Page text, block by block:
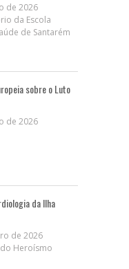
de 2026
da Escola
de Santarém
sobre o Luto
de 2026
da Ilha
de 2026
Heroísmo